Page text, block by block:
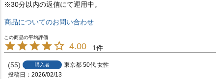
※30分以内の返信にて運用中。
商品についてのお問い合わせ
4.00 1
55 購入者 東京都 50代 女性
投稿日
2026/02/13